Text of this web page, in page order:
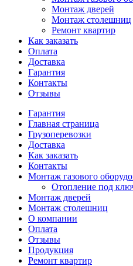
Монтаж дверей
Монтаж столешниц
Ремонт квартир
Как заказать
Оплата
Доставка
Гарантия
Контакты
Отзывы
Гарантия
Главная страница
Грузоперевозки
Доставка
Как заказать
Контакты
Монтаж газового
Отопление под
Монтаж дверей
Монтаж столешниц
О компании
Оплата
Отзывы
Продукция
Ремонт квартир